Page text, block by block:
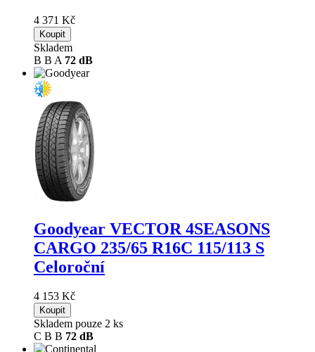
4 371 Kč
Koupit
Skladem
B B A 72 dB
Goodyear VECTOR 4SEASONS
CARGO 235/65 R16C 115/113 S
Celoroční
4 153 Kč
Koupit
Skladem pouze 2 ks
C B B 72 dB